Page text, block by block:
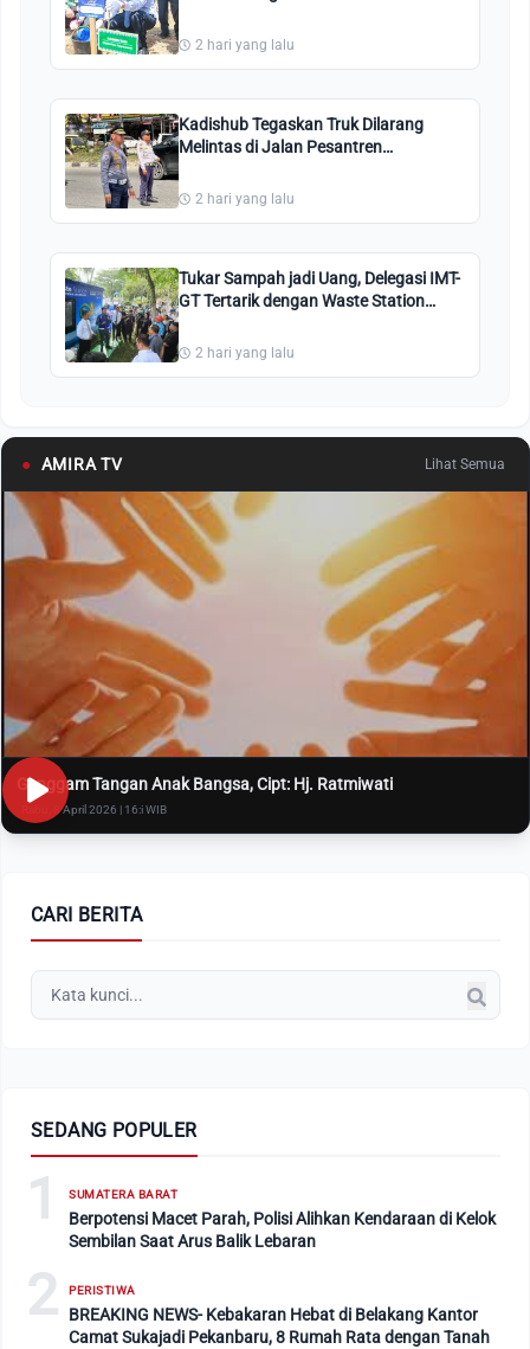
2 hari yang lalu
Kadishub Tegaskan Truk Dilarang
Melintas di Jalan Pesantren
Balik!
2 hari yang lalu
Tukar Sampah jadi Uang, Delegasi IMT-
GT Tertarik dengan Waste Station
2 hari yang lalu
● AMIRA TV Lihat Semua
Genggam Tangan Anak Bangsa, Cipt: Hj. Ratmiwati
Rabu, 8 April 2026 | 16:i WIB
CARI BERITA
SEDANG POPULER
1 SUMATERA BARAT
Berpotensi Macet Parah, Polisi Alihkan Kendaraan di Kelok
Sembilan Saat Arus Balik Lebaran
2 PERISTIWA
BREAKING NEWS- Kebakaran Hebat di Belakang Kantor
Camat Sukajadi Pekanbaru, 8 Rumah Rata dengan Tanah